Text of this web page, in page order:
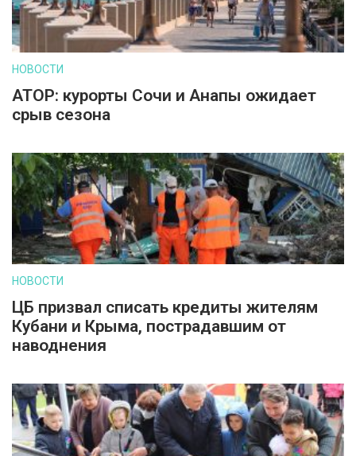
НОВОСТИ
АТОР: курорты Сочи и Анапы ожидает
срыв сезона
НОВОСТИ
ЦБ призвал списать кредиты жителям
Кубани и Крыма, пострадавшим от
наводнения